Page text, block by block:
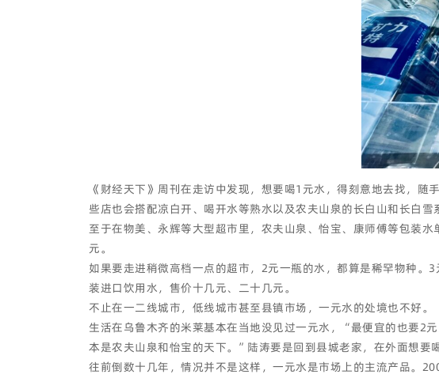
《财经天下》周刊在走访中发现，想要喝1元水，得刻意地去找，
些店也会搭配凉白开、喝开水等熟水以及农夫山泉的长白山和长白雪
至于在物美、永辉等大型超市里，农夫山泉、怡宝、康师傅等包装
元。
如果要走进稍微高档一点的超市，2元一瓶的水，都算是稀罕物种
装进口饮用水，售价十几元、二十几元。
不止在一二线城市，低线城市甚至县镇市场，一元水的处境也不好。
生活在乌鲁木齐的米莱基本在当地没见过一元水，“最便宜的也要2
本是农夫山泉和怡宝的天下。”陆涛要是回到县城老家，在外面想要
往前倒数十几年，情况并不是这样，一元水是市场上的主流产品。